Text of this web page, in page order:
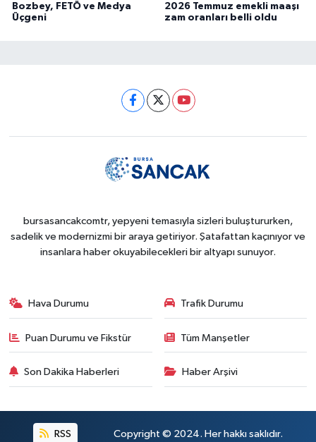
Bozbey, FETÖ ve Medya
Üçgeni
2026 Temmuz emekli maaşı
zam oranları belli oldu
bursasancakcomtr, yepyeni temasıyla sizleri buluştururken,
sadelik ve modernizmi bir araya getiriyor. Şatafattan kaçınıyor ve
insanlara haber okuyabilecekleri bir altyapı sunuyor.
Hava Durumu Trafik Durumu
Puan Durumu ve Fikstür Tüm Manşetler
Son Dakika Haberleri Haber Arşivi
RSS Copyright © 2024. Her hakkı saklıdır.